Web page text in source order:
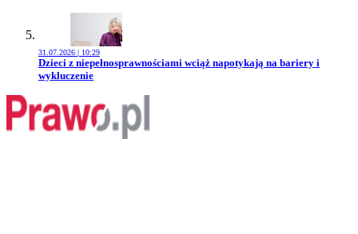
31.07.2026 | 10:29
Przejdź do artykułu:
Dzieci z niepełnosprawnościami wciąż napotykają na bariery i
wykluczenie